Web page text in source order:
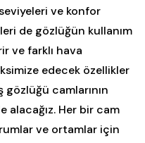
ve konfor
de gözlüğün kullanım
ve farklı hava
edecek özellikler
gözlüğü camlarının
alacağız. Her bir cam
ve ortamlar için